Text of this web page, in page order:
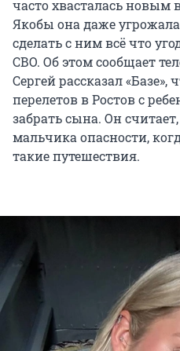
часто хвасталась
Якобы она даже
сделать с ним всё что
СВО. Об этом сообщает
Сергей рассказал
перелетов в Ростов с
забрать сына. Он
мальчика опасности,
такие путешествия.